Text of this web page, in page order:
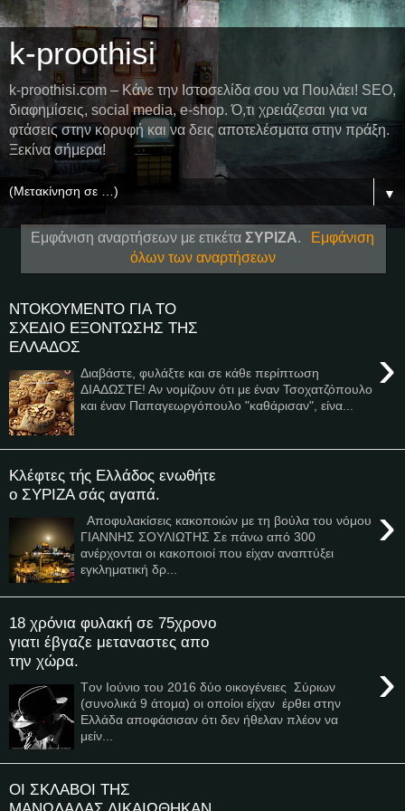
k-proothisi
k-proothisi.com – Κάνε την Ιστοσελίδα σου να Πουλάει! SEO,
διαφημίσεις, social media, e-shop. Ό,τι χρειάζεσαι για να
φτάσεις στην κορυφή και να δεις αποτελέσματα στην πράξη.
Ξεκίνα σήμερα!
▼
Εμφάνιση αναρτήσεων με ετικέταΣΥΡΙΖΑ.
Εμφάνιση
όλων των αναρτήσεων
ΝΤΟΚΟΥΜΕΝΤΟ ΓΙΑ ΤΟ
ΣΧΕΔΙΟ ΕΞΟΝΤΩΣΗΣ ΤΗΣ
ΕΛΛΑΔΟΣ
›
Διαβάστε, φυλάξτε και σε κάθε περίπτωση
ΔΙΑΔΩΣΤΕ! Αν νομίζουν ότι με έναν Τσοχατζόπουλο
και έναν Παπαγεωργόπουλο "καθάρισαν", είνα...
Κλέφτες τής Ελλάδος ενωθήτε
ο ΣΥΡΙΖΑ σάς αγαπά.
›
Αποφυλακίσεις κακοποιών με τη βούλα του νόμου
ΓΙΑΝΝΗΣ ΣΟΥΛΙΩΤΗΣ Σε πάνω από 300
ανέρχονται οι κακοποιοί που είχαν αναπτύξει
εγκληματική δρ...
18 χρόνια φυλακή σε 75χρονο
γιατι έβγαζε μεταναστες απο
την χώρα.
›
Tον Ιούνιο του 2016 δύο οικογένειες Σύριων
(συνολικά 9 άτομα) οι οποίοι είχαν έρθει στην
Ελλάδα αποφάσισαν ότι δεν ήθελαν πλέον να
μείν...
ΟΙ ΣΚΛΑΒΟΙ ΤΗΣ